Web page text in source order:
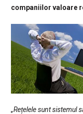
companiilor valoare
„Rețelele sunt sistemul